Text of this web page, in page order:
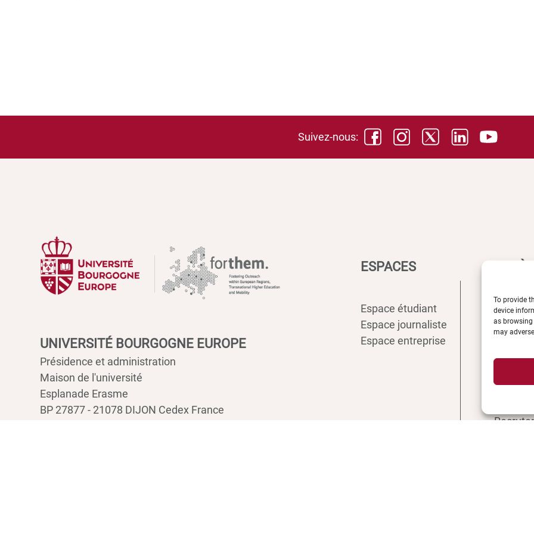
To provide
device
as
may
Suivez-nous:
UNIVERSITÉ BOURGOGNE EUROPE
Présidence et administration
Maison de l'université
Esplanade Erasme
BP 27877 - 21078 DIJON Cedex France
ESPACES
Espace étudiant
Espace journaliste
Espace entreprise
Intranet
ENT
Plan